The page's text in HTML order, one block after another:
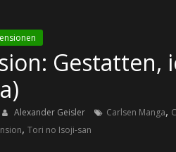
Gestatten,
Alexander Geisler Carlsen Manga,
, Tori no Isoji-san